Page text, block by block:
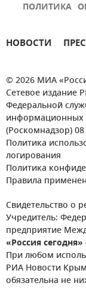
ПОЛИТИКА
НОВОСТИ
© 2026 МИА
Сетевое издание
Федеральной
информационных
(Роскомнадзор)
Политика
логирования
Политика
Правила
Свидетельство о
Учредитель:
предприятие
«Россия сегодня»
При любом
РИА Новости
обязательна не